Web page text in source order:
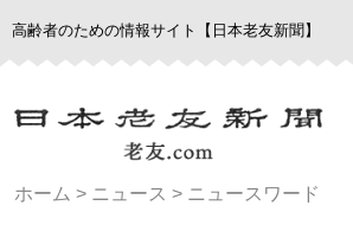
高齢者のための情報サイト【日本老友新聞】
ホーム > ニュース > ニュースワード